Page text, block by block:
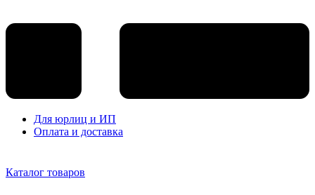
Для юрлиц и ИП
Оплата и доставка
Каталог товаров